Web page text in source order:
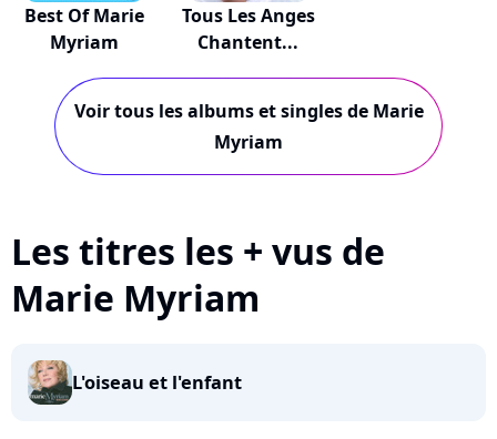
Best Of Marie
Myriam
Tous Les Anges
Chantent...
Voir tous les albums et singles de Marie
Myriam
Les titres les + vus de
Marie Myriam
L'oiseau et l'enfant